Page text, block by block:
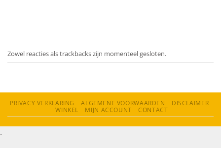
Zowel reacties als trackbacks zijn momenteel gesloten.
PRIVACY VERKLARING ALGEMENE VOORWAARDEN
DISCLAIMER
WINKEL
MIJN ACCOUNT CONTACT